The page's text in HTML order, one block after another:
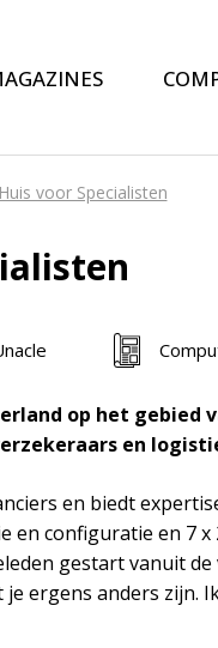
voor Specialisten
op het gebied
en
en biedt
configuratie en 7
gestart vanuit
ergens anders zijn.